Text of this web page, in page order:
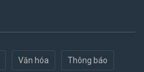
Văn hóa Thông báo